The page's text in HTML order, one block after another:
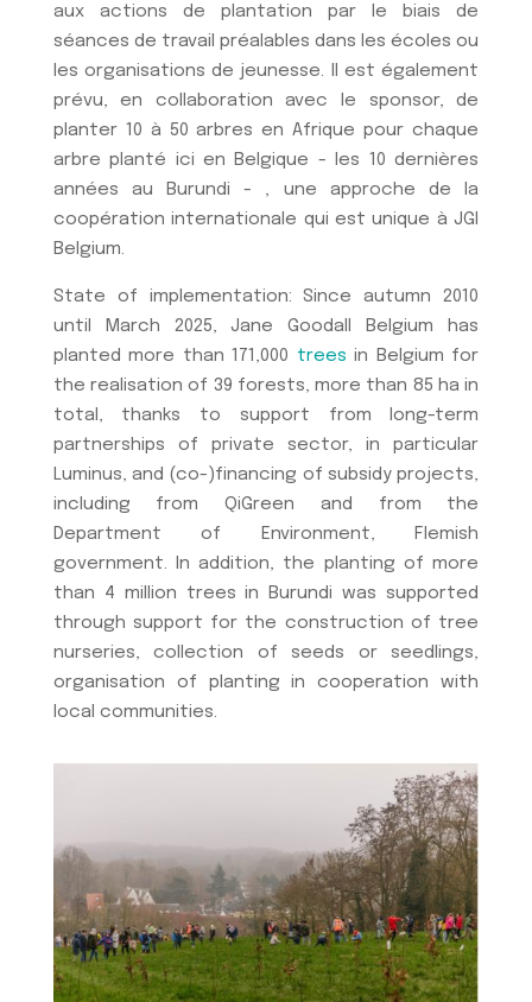
aux actions de plantation par le biais de
séances de travail préalables dans les écoles ou
les organisations de jeunesse. Il est également
prévu, en collaboration avec le sponsor, de
planter 10 à 50 arbres en Afrique pour chaque
arbre planté ici en Belgique - les 10 dernières
années au Burundi - , une approche de la
coopération internationale qui est unique à JGI
Belgium.
State of implementation: Since autumn 2010
until March 2025, Jane Goodall Belgium has
planted more than 171,000 trees in Belgium for
the realisation of 39 forests, more than 85 ha in
total, thanks to support from long-term
partnerships of private sector, in particular
Luminus, and (co-)financing of subsidy projects,
including from QiGreen and from the
Department of Environment, Flemish
government. In addition, the planting of more
than 4 million trees in Burundi was supported
through support for the construction of tree
nurseries, collection of seeds or seedlings,
organisation of planting in cooperation with
local communities.